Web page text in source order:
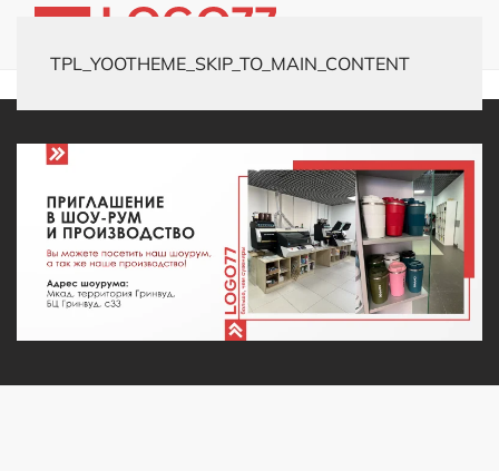
TPL_YOOTHEME_SKIP_TO_MAIN_CONTENT